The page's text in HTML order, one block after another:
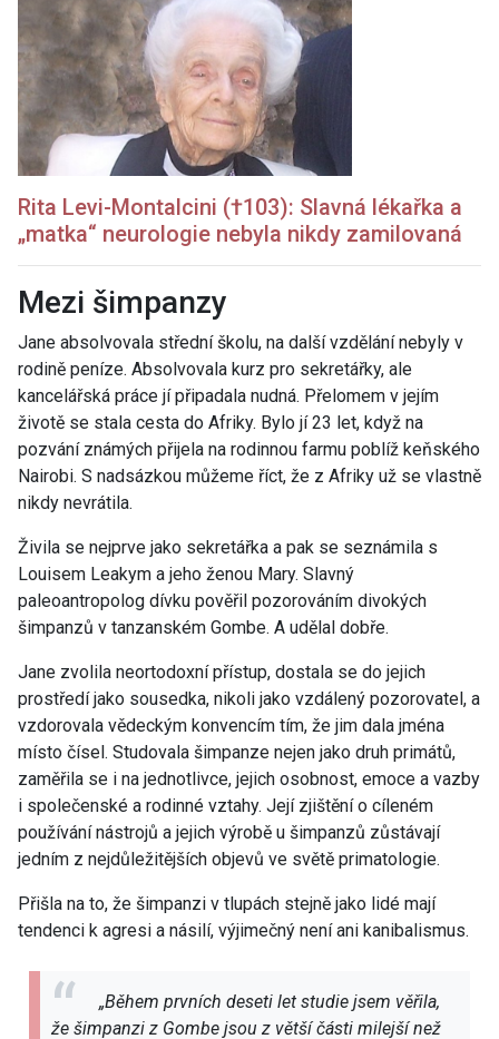
Rita Levi-Montalcini (†103): Slavná lékařka a
„matka“ neurologie nebyla nikdy zamilovaná
Mezi šimpanzy
Jane absolvovala střední školu, na další vzdělání nebyly v
rodině peníze. Absolvovala kurz pro sekretářky, ale
kancelářská práce jí připadala nudná. Přelomem v jejím
životě se stala cesta do Afriky. Bylo jí 23 let, když na
pozvání známých přijela na rodinnou farmu poblíž keňského
Nairobi. S nadsázkou můžeme říct, že z Afriky už se vlastně
nikdy nevrátila.
Živila se nejprve jako sekretářka a pak se seznámila s
Louisem Leakym a jeho ženou Mary. Slavný
paleoantropolog dívku pověřil pozorováním divokých
šimpanzů v tanzanském Gombe. A udělal dobře.
Jane zvolila neortodoxní přístup, dostala se do jejich
prostředí jako sousedka, nikoli jako vzdálený pozorovatel, a
vzdorovala vědeckým konvencím tím, že jim dala jména
místo čísel. Studovala šimpanze nejen jako druh primátů,
zaměřila se i na jednotlivce, jejich osobnost, emoce a vazby
i společenské a rodinné vztahy. Její zjištění o cíleném
používání nástrojů a jejich výrobě u šimpanzů zůstávají
jedním z nejdůležitějších objevů ve světě primatologie.
Přišla na to, že šimpanzi v tlupách stejně jako lidé mají
tendenci k agresi a násilí, výjimečný není ani kanibalismus.
„Během prvních deseti let studie jsem věřila,
že šimpanzi z Gombe jsou z větší části milejší než